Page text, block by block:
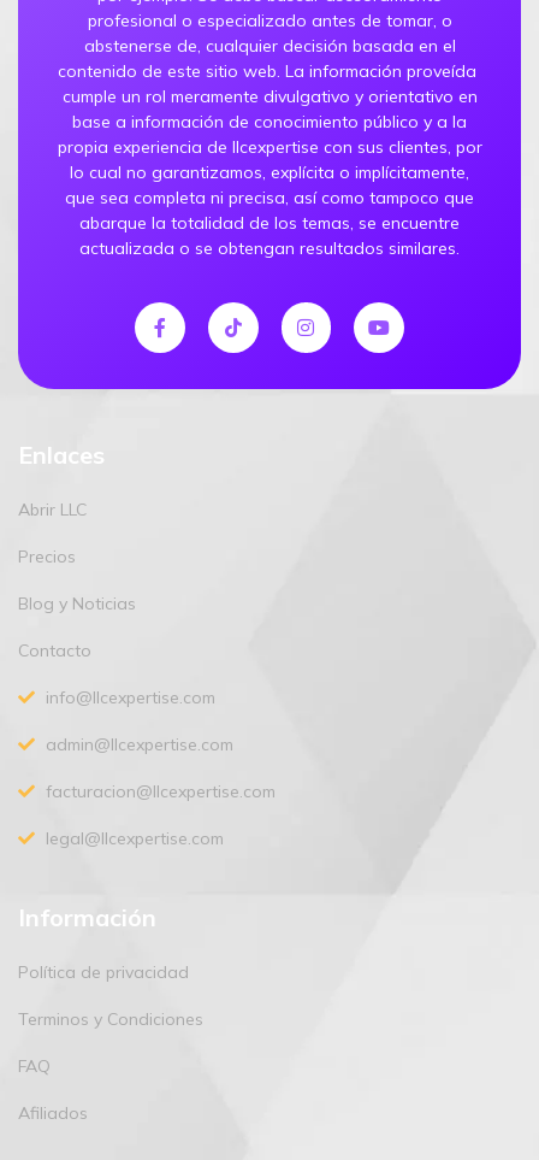
profesional o especializado antes de tomar, o
abstenerse de, cualquier decisión basada en el
contenido de este sitio web. La información proveída
cumple un rol meramente divulgativo y orientativo en
base a información de conocimiento público y a la
propia experiencia de llcexpertise con sus clientes, por
lo cual no garantizamos, explícita o implícitamente,
que sea completa ni precisa, así como tampoco que
abarque la totalidad de los temas, se encuentre
actualizada o se obtengan resultados similares.
Enlaces
Abrir LLC
Precios
Blog y Noticias
Contacto
info@llcexpertise.com
admin@llcexpertise.com
facturacion@llcexpertise.com
legal@llcexpertise.com
Información
Política de privacidad
Terminos y Condiciones
FAQ
Afiliados